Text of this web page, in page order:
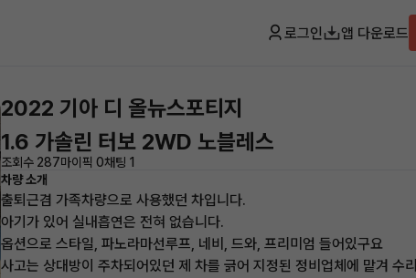
로그인 앱 다운로드
2022 기아 디 올뉴스포티지
1.6 가솔린 터보 2WD 노블레스
조회수 287마이픽 0채팅 1
차량 소개
출퇴근겸 가족차량으로 사용했던 차입니다.
아기가 있어 실내흡연은 전혀 없습니다.
옵션으로 스타일, 파노라마선루프, 네비, 드와, 프리미엄 들어있구요
사고는 상대방이 주차되어있던 제 차를 긁어 지정된 정비업체에 맡겨 수